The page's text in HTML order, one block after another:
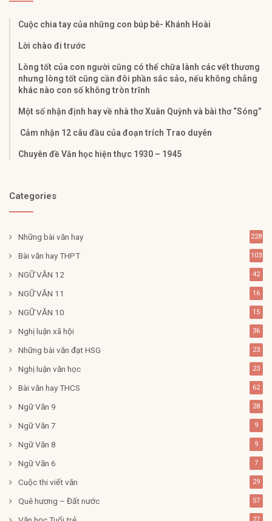
Cuộc chia tay của những con búp bê- Khánh Hoài
Lời chào đi trước
Lòng tốt của con người cũng có thể chữa lành các vết thương
nhưng lòng tốt cũng cần đôi phần sắc sảo, nếu không chẳng
khác nào con số không tròn trĩnh
Một số nhận định hay về nhà thơ Xuân Quỳnh và bài thơ “Sóng”
Cảm nhận 12 câu đầu của đoạn trích Trao duyên
Chuyên đề Văn học hiện thực 1930 – 1945
Categories
Những bài văn hay 228
Bài văn hay THPT 103
NGỮ VĂN 12 42
NGỮ VĂN 11 16
NGỮ VĂN 10 15
Nghị luận xã hội 36
Những bài văn đạt HSG 23
Nghị luận văn học 23
Bài văn hay THCS 62
Ngữ Văn 9 28
Ngữ Văn 7 9
Ngữ Văn 8 9
Ngữ Văn 6 7
Cuộc thi viết văn 29
Quê hương – Đất nước 57
27